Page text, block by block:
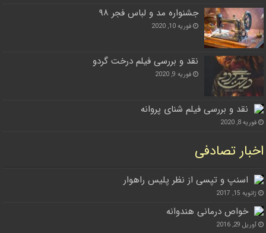
جشنواره مد و لباس فجر ۹۸
فوریه 10, 2020
نقد و بررسی فیلم درخت گردو
فوریه 9, 2020
نقد و بررسی فیلم شنای پروانه
فوریه 8, 2020
اخبار تصادفی
اسنپ و تپسی از نظر پلیس راهوار
ژانویه 15, 2017
خواص درمانی هندوانه
آوریل 29, 2016